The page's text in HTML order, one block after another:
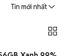
Tin mới nhất